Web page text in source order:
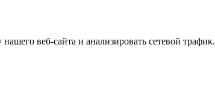
веб-сайта и анализировать сетевой трафик.